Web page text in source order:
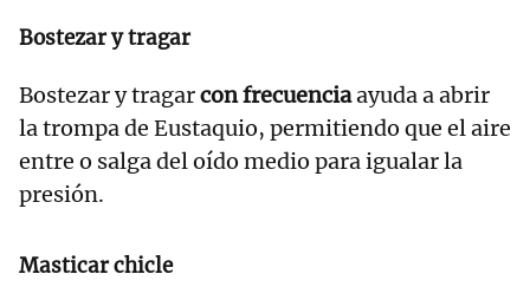
Bostezar y tragar
Bostezar y tragarcon frecuenciaayuda a abrir
la trompa de Eustaquio, permitiendo que el aire
entre o salga del oído medio para igualar la
presión.
Masticar chicle